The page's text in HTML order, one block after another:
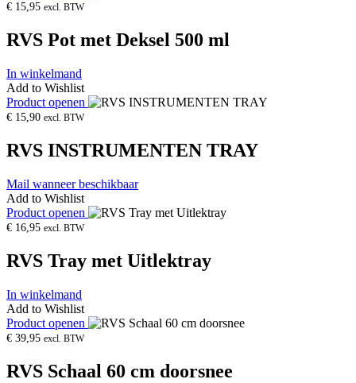
€ 15,95 excl. BTW
RVS Pot met Deksel 500 ml
In winkelmand
Add to Wishlist
Product openen
€ 15,90 excl. BTW
RVS INSTRUMENTEN TRAY
Mail wanneer beschikbaar
Add to Wishlist
Product openen
€ 16,95 excl. BTW
RVS Tray met Uitlektray
In winkelmand
Add to Wishlist
Product openen
€ 39,95 excl. BTW
RVS Schaal 60 cm doorsnee